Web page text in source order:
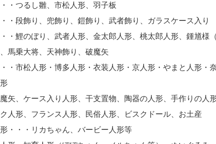
・つるし雛、市松人形、羽子板
・段飾り、兜飾り、鎧飾り、武者飾り、ガラスケース入り
・鯉のぼり、武者人形、金太郎人形、桃太郎人形、鍾馗様
馬乗大将、天神飾り、破魔矢
・市松人形・博多人形・衣装人形・京人形・やまと人形・
矢、ケース入り人形、干支置物、陶器の人形、手作りの人
人形、フランス人形、民俗人形、ビスクドール、お土産
・・・リカちゃん、バービー人形等